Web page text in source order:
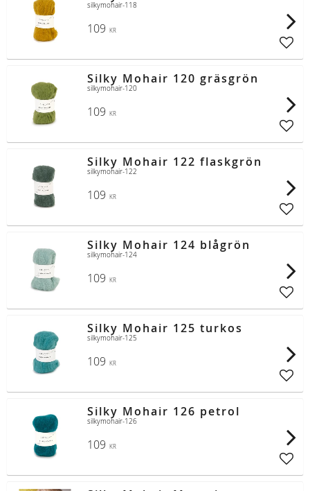
silkymohair-118
109 KR
Silky Mohair 120 gräsgrön
silkymohair-120
109 KR
Silky Mohair 122 flaskgrön
silkymohair-122
109 KR
Silky Mohair 124 blågrön
silkymohair-124
109 KR
Silky Mohair 125 turkos
silkymohair-125
109 KR
Silky Mohair 126 petrol
silkymohair-126
109 KR